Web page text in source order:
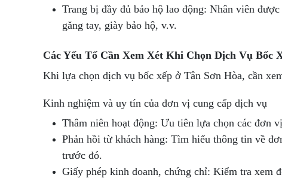
Trang bị đầy đủ bảo hộ lao động: Nhân viên
găng tay, giày bảo hộ, v.v.
Các Yếu Tố Cần Xem Xét Khi Chọn Dịch Vụ Bốc
Khi lựa chọn dịch vụ bốc xếp ở Tân Sơn Hòa, cần
Kinh nghiệm và uy tín của đơn vị cung cấp dịch vụ
Thâm niên hoạt động: Ưu tiên lựa chọn các đơn
Phản hồi từ khách hàng: Tìm hiểu thông tin về
trước đó.
Giấy phép kinh doanh, chứng chỉ: Kiểm tra xem